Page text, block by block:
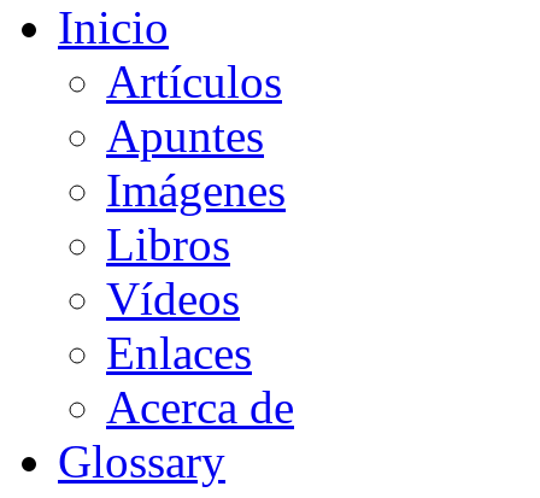
Inicio
Artículos
Apuntes
Imágenes
Libros
Vídeos
Enlaces
Acerca de
Glossary